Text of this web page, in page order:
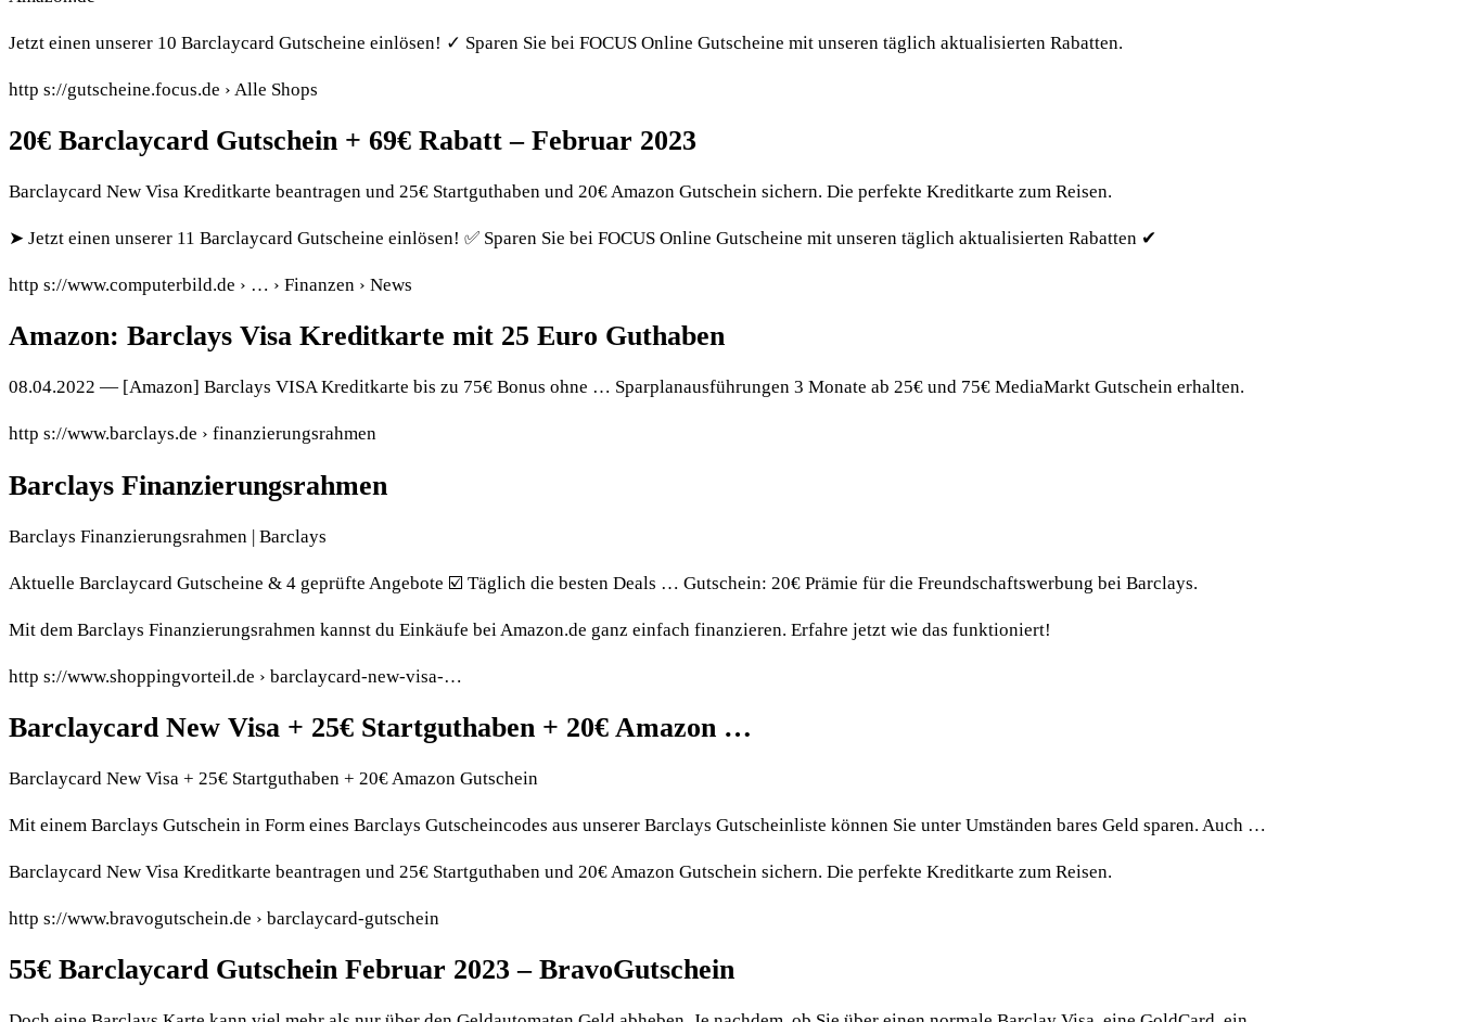
Jetzt einen unserer 10 Barclaycard Gutscheine einlösen! ✓ Sparen Sie bei FOCUS Online Gutscheine mit unseren täglich aktualisierten Rabatten.
http s://gutscheine.focus.de › Alle Shops
20€ Barclaycard Gutschein + 69€ Rabatt – Februar 2023
Barclaycard New Visa Kreditkarte beantragen und 25€ Startguthaben und 20€ Amazon Gutschein sichern. Die perfekte Kreditkarte zum Reisen.
➤ Jetzt einen unserer 11 Barclaycard Gutscheine einlösen! ✅ Sparen Sie bei FOCUS Online Gutscheine mit unseren täglich aktualisierten Rabatten ✔
http s://www.computerbild.de › … › Finanzen › News
Amazon: Barclays Visa Kreditkarte mit 25 Euro Guthaben
08.04.2022 — [Amazon] Barclays VISA Kreditkarte bis zu 75€ Bonus ohne … Sparplanausführungen 3 Monate ab 25€ und 75€ MediaMarkt Gutschein erhalten.
http s://www.barclays.de › finanzierungsrahmen
Barclays Finanzierungsrahmen
Barclays Finanzierungsrahmen | Barclays
Aktuelle Barclaycard Gutscheine & 4 geprüfte Angebote ☑️ Täglich die besten Deals … Gutschein: 20€ Prämie für die Freundschaftswerbung bei Barclays.
Mit dem Barclays Finanzierungsrahmen kannst du Einkäufe bei Amazon.de ganz einfach finanzieren. Erfahre jetzt wie das funktioniert!
http s://www.shoppingvorteil.de › barclaycard-new-visa-…
Barclaycard New Visa + 25€ Startguthaben + 20€ Amazon …
Barclaycard New Visa + 25€ Startguthaben + 20€ Amazon Gutschein
Mit einem Barclays Gutschein in Form eines Barclays Gutscheincodes aus unserer Barclays Gutscheinliste können Sie unter Umständen bares Geld sparen. Auch …
Barclaycard New Visa Kreditkarte beantragen und 25€ Startguthaben und 20€ Amazon Gutschein sichern. Die perfekte Kreditkarte zum Reisen.
http s://www.bravogutschein.de › barclaycard-gutschein
55€ Barclaycard Gutschein Februar 2023 – BravoGutschein